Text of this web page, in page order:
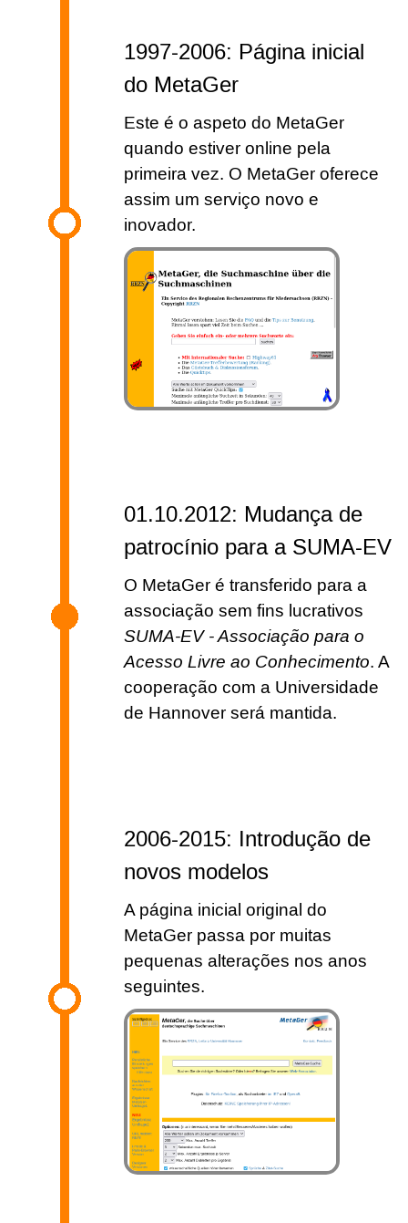
1997-2006: Página inicial
do MetaGer
Este é o aspeto do MetaGer
quando estiver online pela
primeira vez. O MetaGer oferece
assim um serviço novo e
inovador.
01.10.2012: Mudança de
patrocínio para a SUMA-EV
O MetaGer é transferido para a
associação sem fins lucrativos
SUMA-EV - Associação para o
Acesso Livre ao Conhecimento. A
cooperação com a Universidade
de Hannover será mantida.
2006-2015: Introdução de
novos modelos
A página inicial original do
MetaGer passa por muitas
pequenas alterações nos anos
seguintes.